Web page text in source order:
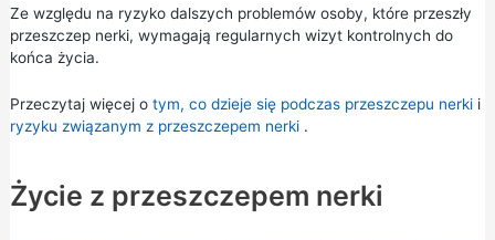
Ze względu na ryzyko dalszych problemów osoby, które przeszły
przeszczep nerki, wymagają regularnych wizyt kontrolnych do
końca życia.
Przeczytaj więcej o tym, co dzieje się podczas przeszczepu nerkii
ryzyku związanym z przeszczepem nerki.
Życie z przeszczepem nerki